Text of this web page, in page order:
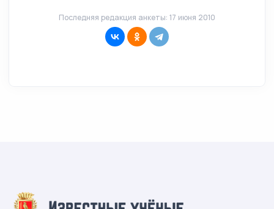
Последняя редакция анкеты: 17 июня 2010